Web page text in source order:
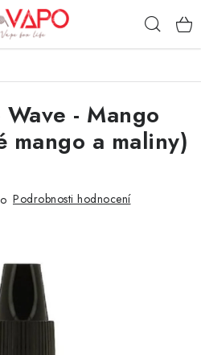
- Mango
mango a maliny)
Podrobnosti hodnocení